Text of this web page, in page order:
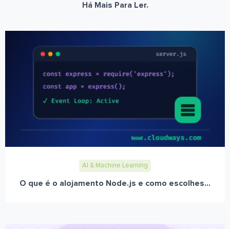
Há Mais Para Ler.
AI & Machine Learning
O que é o alojamento Node.js e como escolhes...